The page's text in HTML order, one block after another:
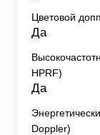
Цветовой
Да
HPRF)
Да
Doppler)